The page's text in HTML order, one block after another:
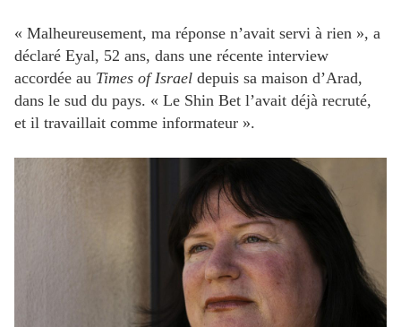
« Malheureusement, ma réponse n’avait servi à rien », a
déclaré Eyal, 52 ans, dans une récente interview
accordée au Times of Israel depuis sa maison d’Arad,
dans le sud du pays. « Le Shin Bet l’avait déjà recruté,
et il travaillait comme informateur ».